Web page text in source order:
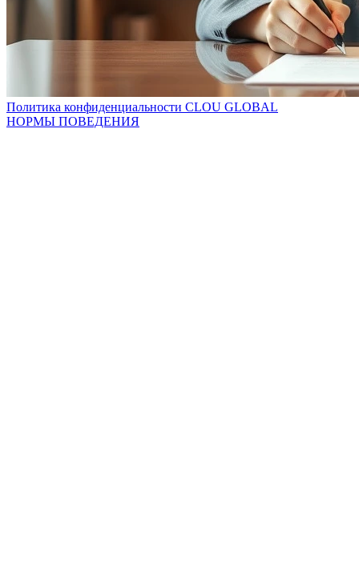
Политика конфиденциальности CLOU GLOBAL
НОРМЫ ПОВЕДЕНИЯ